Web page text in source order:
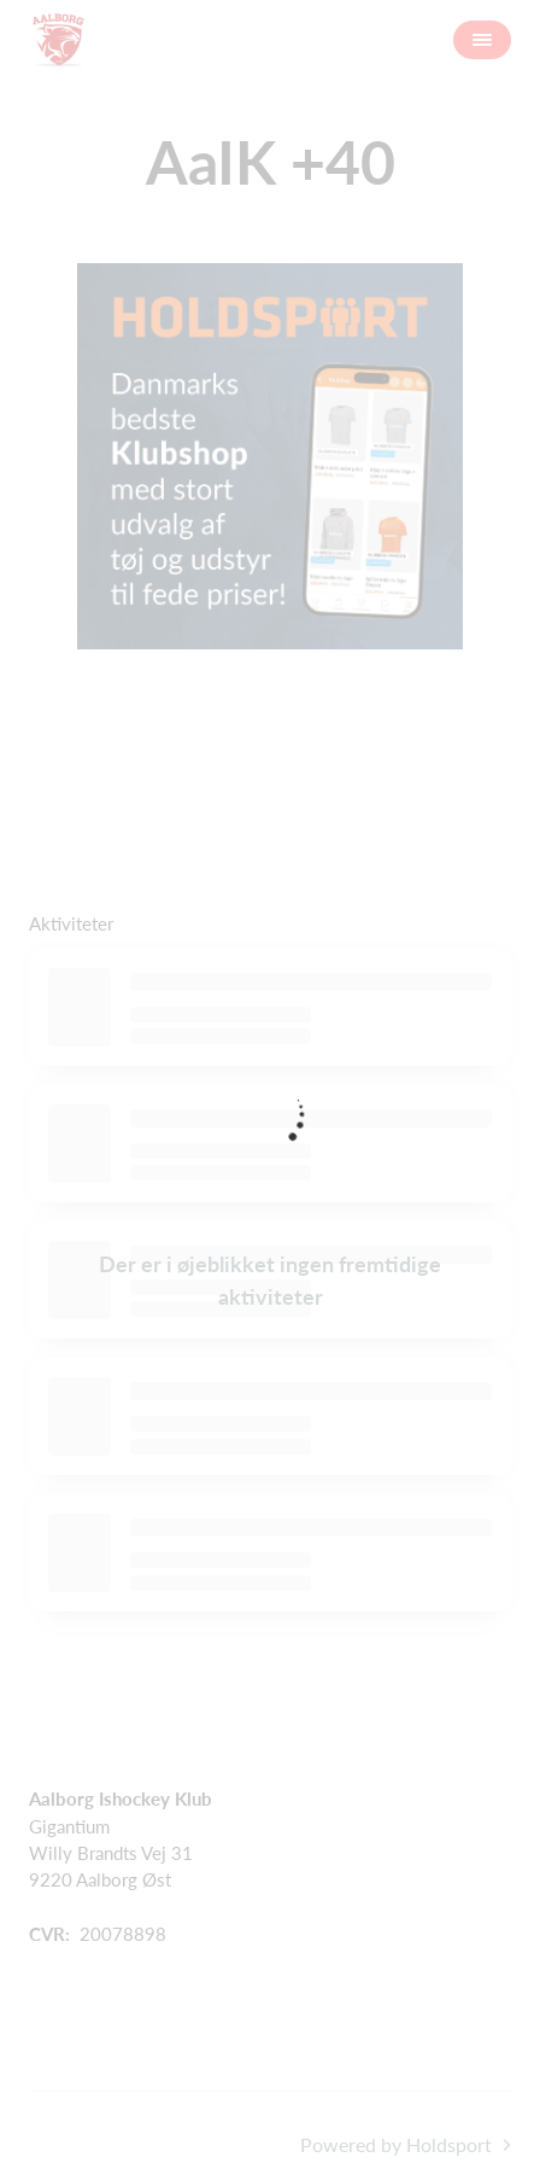
AaIK +40
Aktiviteter
Der er i øjeblikket ingen fremtidige
aktiviteter
Aalborg Ishockey Klub
Gigantium
Willy Brandts Vej 31
9220 Aalborg Øst
CVR: 20078898
Powered by Holdsport